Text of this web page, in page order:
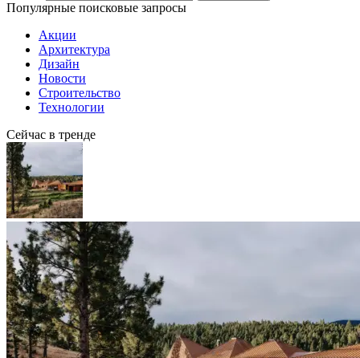
Популярные поисковые запросы
Акции
Архитектура
Дизайн
Новости
Строительство
Технологии
Сейчас в тренде